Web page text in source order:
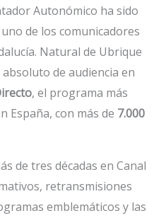
Autonómico ha sido
de los comunicadores
Natural de Ubrique
de audiencia en
, el programa más
España, con más de 7.000
de tres décadas en Canal
retransmisiones
emblemáticos y las